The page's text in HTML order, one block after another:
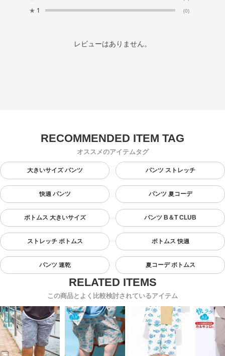
★ 1 (0)
レビューはありません。
オススメのアイテムタグ
大きいサイズ パンツ パンツ ストレッチ
快適 パンツ パンツ 夏コーデ
ボトムス 大きいサイズ パンツ B＆T CLUB
ストレッチ ボトムス ボトムス 快適
パンツ 速乾 夏コーデ ボトムス
この商品とよく比較検討されているアイテム